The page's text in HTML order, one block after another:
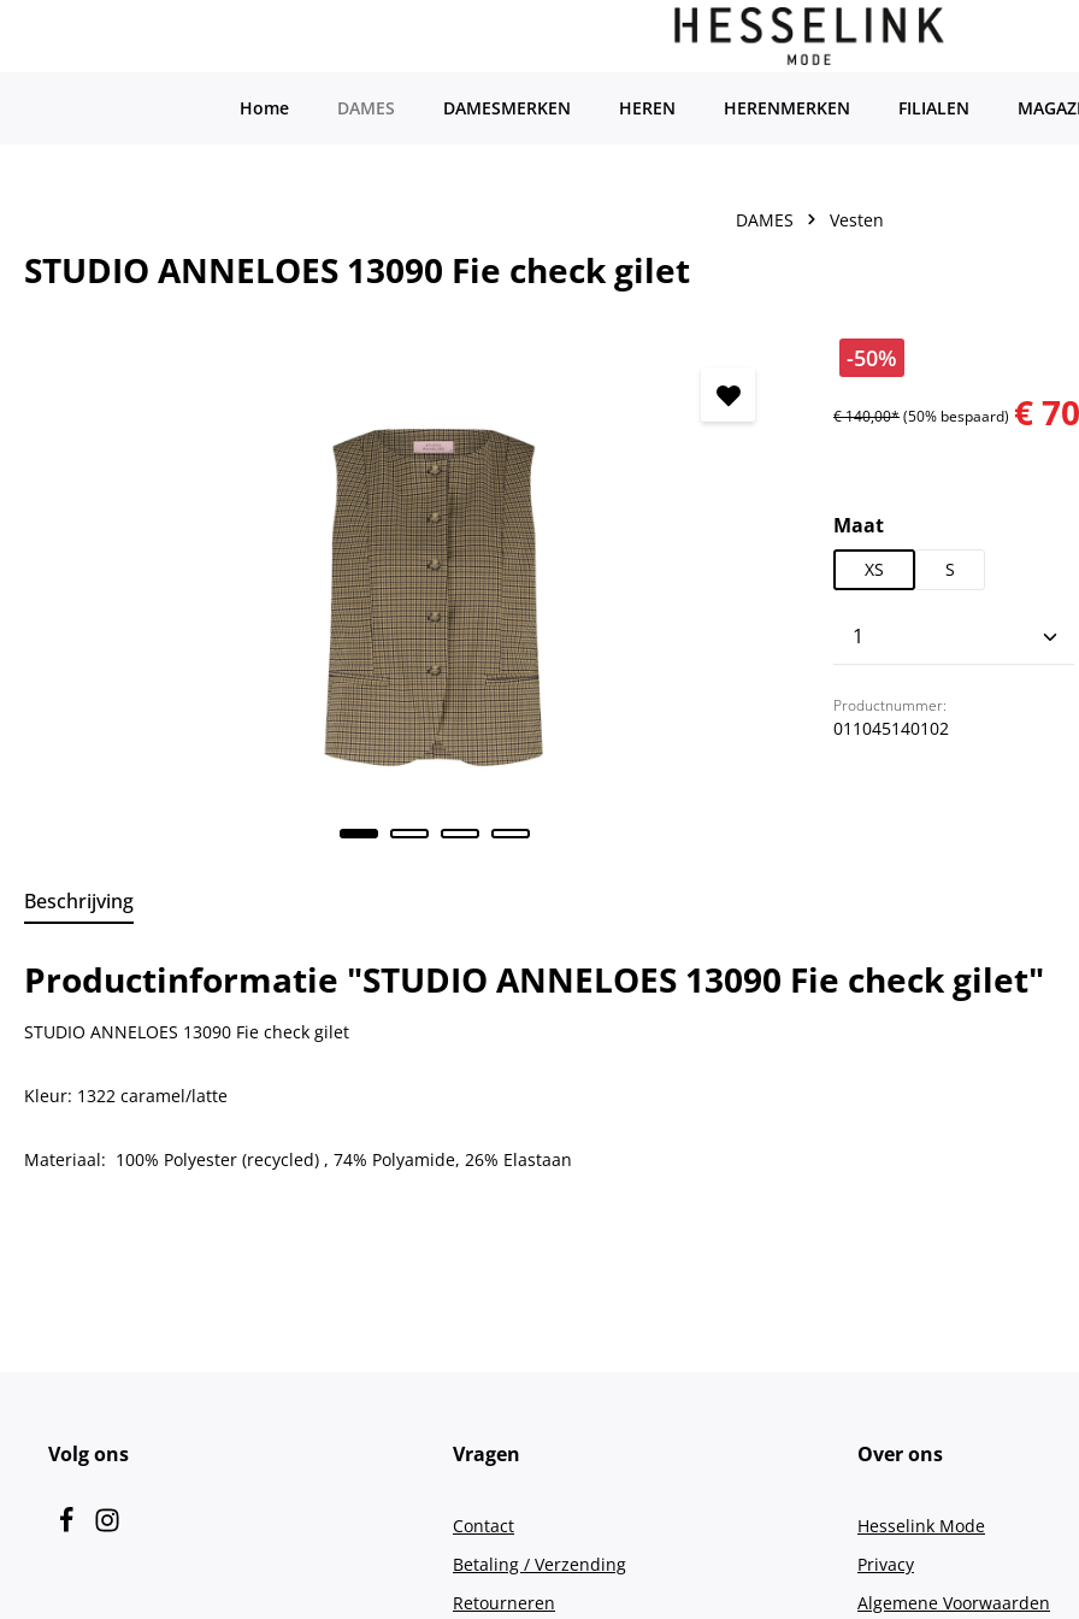
Home DAMES DAMESMERKEN HEREN HERENMERKEN FILIALEN
DAMES Vesten
STUDIO ANNELOES 13090 Fie check gilet
-50%
€ 140,00*(50% bespaard) €
Selecteer
Maat
XS S
Productnummer:
011045140102
Beschrijving
Productinformatie "STUDIO ANNELOES 13090 Fie check gilet"
STUDIO ANNELOES 13090 Fie check gilet
Kleur: 1322 caramel/latte
Materiaal: 100% Polyester (recycled) , 74% Polyamide, 26% Elastaan
Volg ons Vragen
Contact
Betaling / Verzending
Retourneren
Over ons
Hesselink Mode
Privacy
Algemene Voorwaarden